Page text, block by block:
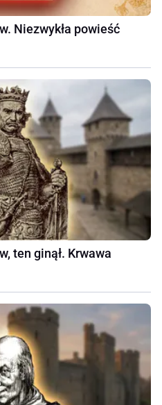
Niezwykła powieść
ten ginął. Krwawa